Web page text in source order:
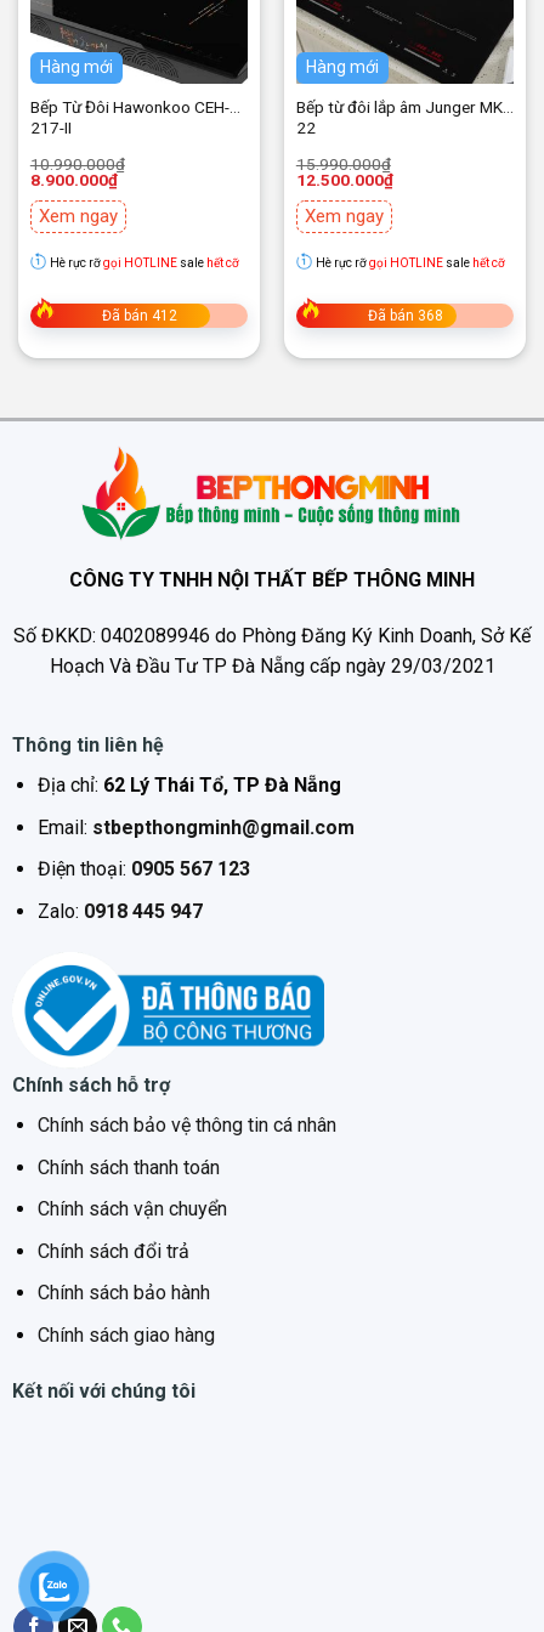
Hàng mới
Bếp Từ Đôi Hawonkoo CEH-
217-II
10.990.000₫
Giá
gốc
10.990.000₫.
8.900.000₫
Giá
hiện
là:
8.900.000₫.
Xem ngay
Hè rực rỡgọi HOTLINEsale hết cỡ
Đã bán 412
Hàng mới
Bếp từ đôi lắp âm Junger MK-
22
15.990.000₫
Giá
gốc
15.990.000₫.
12.500.000₫
Giá
hiện
là:
12.500.000₫.
Xem ngay
Hè rực rỡgọi HOTLINEsale hết cỡ
Đã bán 368
CÔNG TY TNHH NỘI THẤT BẾP THÔNG MINH
Số ĐKKD: 0402089946 do Phòng Đăng Ký Kinh Doanh, Sở Kế
Hoạch Và Đầu Tư TP Đà Nẵng cấp ngày 29/03/2021
Thông tin liên hệ
Địa chỉ: 62 Lý Thái Tổ, TP Đà Nẵng
Email: stbepthongminh@gmail.com
Điện thoại: 0905 567 123
Zalo: 0918 445 947
Chính sách hỗ trợ
Chính sách bảo vệ thông tin cá nhân
Chính sách thanh toán
Chính sách vận chuyển
Chính sách đổi trả
Chính sách bảo hành
Chính sách giao hàng
Kết nối với chúng tôi